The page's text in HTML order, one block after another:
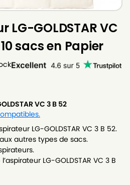
GOLDSTAR VC
sacs en Papier
VC 3 B 52
LG-GOLDSTAR VC 3 B 52.
autres types de sacs.
LG-GOLDSTAR VC 3 B